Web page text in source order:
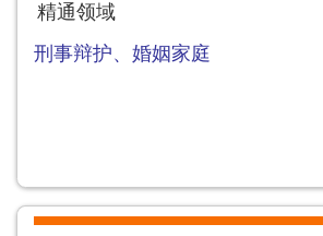
精通领域
刑事辩护、 婚姻家庭